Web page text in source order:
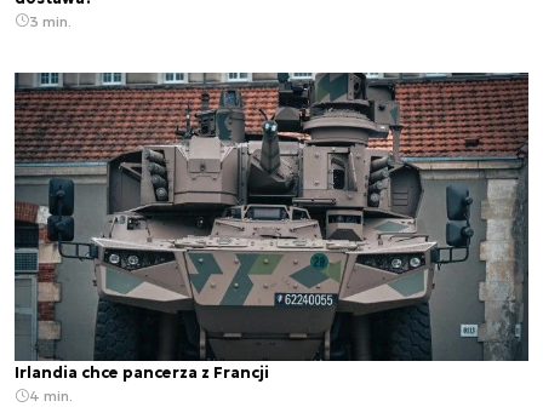
3 min.
Irlandia chce pancerza z Francji
4 min.